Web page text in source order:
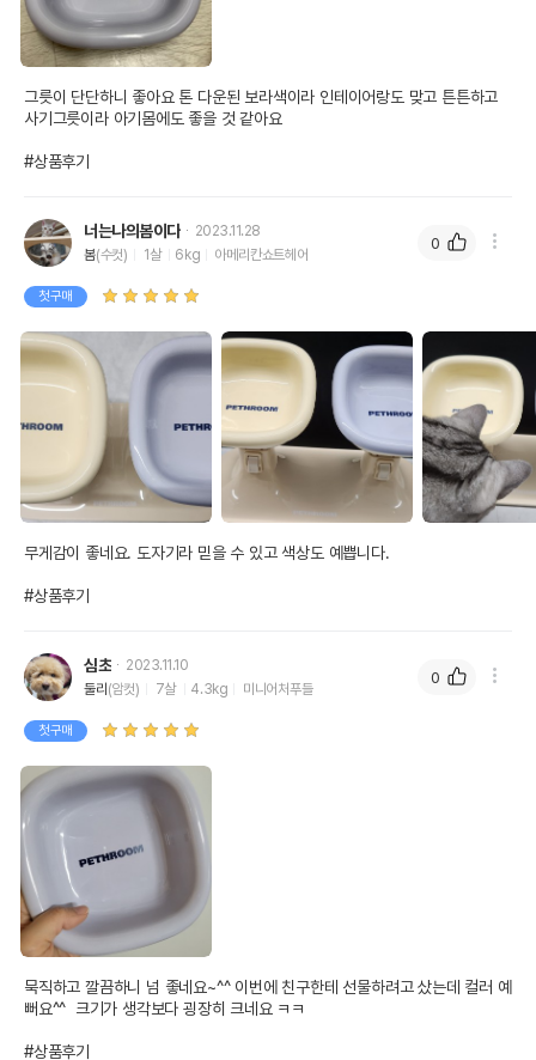
그릇이 단단하니 좋아요 톤 다운된 보라색이라 인테이어랑도 맞고 튼튼하고
사기그릇이라 아기몸에도 좋을 것 같아요
#상품후기
너는나의봄이다
2023.11.28
봄(수컷) 1살 6kg 아메리칸쇼트헤어
첫구매
무게감이 좋네요. 도자기라 믿을 수 있고 색상도 예쁩니다.
#상품후기
0
심초
2023.11.10
둘리 (암컷) 7살 4.3kg 미니어처푸들
첫구매
묵직하고 깔끔하니 넘 좋네요~^^ 이번에 친구한테 선물하려고 샀는데 컬러 예
뻐요^^  크기가 생각보다 굉장히 크네요 ㅋㅋ
#상품후기
0